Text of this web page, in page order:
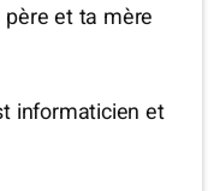
et ta mère
informaticien et